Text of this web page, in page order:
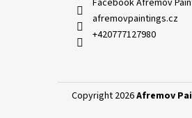
Facebook Afremov
afremovpaintings.cz
+420777127980
Copyright 2026Afremov